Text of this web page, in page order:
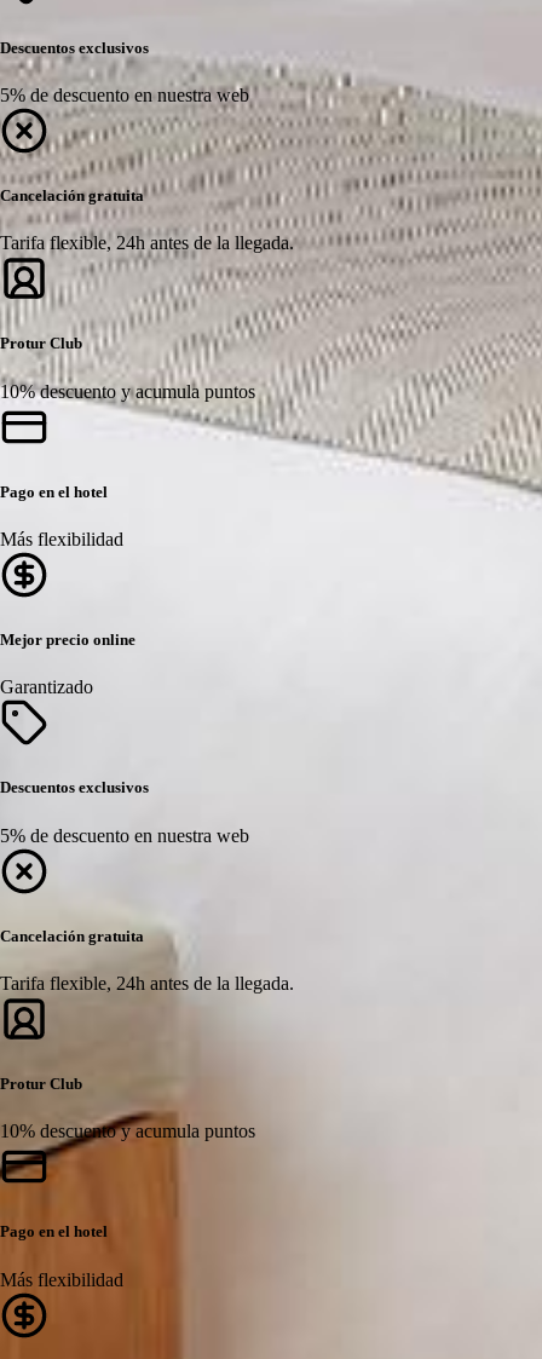
Descuentos exclusivos
5% de descuento en nuestra web
Cancelación gratuita
Tarifa flexible, 24h antes de la llegada.
Protur Club
10% descuento y acumula puntos
Pago en el hotel
Más flexibilidad
Mejor precio online
Garantizado
Descuentos exclusivos
5% de descuento en nuestra web
Cancelación gratuita
Tarifa flexible, 24h antes de la llegada.
Protur Club
10% descuento y acumula puntos
Pago en el hotel
Más flexibilidad